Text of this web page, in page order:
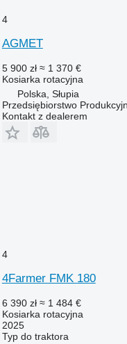
4
AGMET
5 900 zł ≈ 1 370 €
Kosiarka rotacyjna
Polska, Słupia
Przedsiębiorstwo
Kontakt z dealerem
4
4Farmer FMK 180
6 390 zł ≈ 1 484 €
Kosiarka rotacyjna
2025
Typ do traktora